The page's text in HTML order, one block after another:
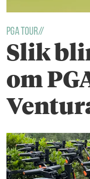
PGA TOUR//
Slik
om